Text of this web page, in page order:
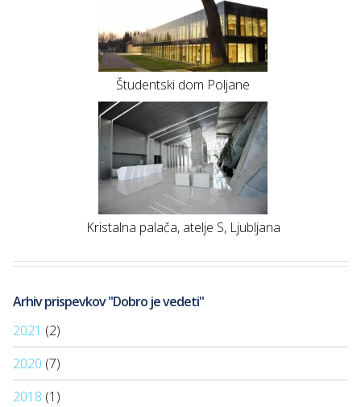
Študentski dom Poljane
Kristalna palača, atelje S, Ljubljana
Arhiv prispevkov "Dobro je vedeti"
2021 (2)
2020 (7)
2018 (1)